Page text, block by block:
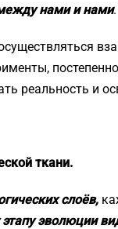
нами и нами.
реальность и
ткани.
слоёв,
эволюции